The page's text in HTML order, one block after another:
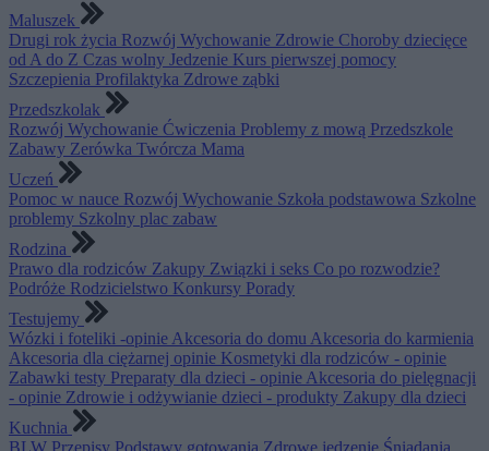
Maluszek
Drugi rok życia Rozwój Wychowanie Zdrowie Choroby dziecięce
od A do Z Czas wolny Jedzenie Kurs pierwszej pomocy
Szczepienia Profilaktyka Zdrowe ząbki
Przedszkolak
Rozwój Wychowanie Ćwiczenia Problemy z mową Przedszkole
Zabawy Zerówka Twórcza Mama
Uczeń
Pomoc w nauce Rozwój Wychowanie Szkoła podstawowa Szkolne
problemy Szkolny plac zabaw
Rodzina
Prawo dla rodziców Zakupy Związki i seks Co po rozwodzie?
Podróże Rodzicielstwo Konkursy Porady
Testujemy
Wózki i foteliki -opinie Akcesoria do domu Akcesoria do karmienia
Akcesoria dla ciężarnej opinie Kosmetyki dla rodziców - opinie
Zabawki testy Preparaty dla dzieci - opinie Akcesoria do pielęgnacji
- opinie Zdrowie i odżywianie dzieci - produkty Zakupy dla dzieci
Kuchnia
BLW Przepisy Podstawy gotowania Zdrowe jedzenie Śniadania